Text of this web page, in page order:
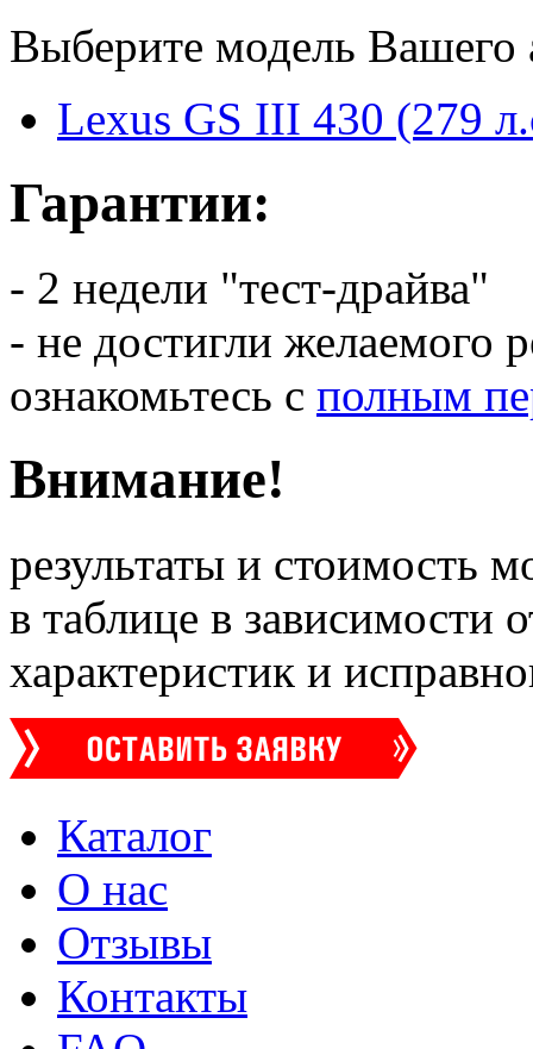
Выберите модель Вашего
Lexus GS III 430 (279
Гарантии:
- 2 недели "тест-драйва"
- не достигли желаемого
ознакомьтесь с полным
Внимание!
результаты и стоимость
в таблице в зависимости
характеристик и
Каталог
О нас
Отзывы
Контакты